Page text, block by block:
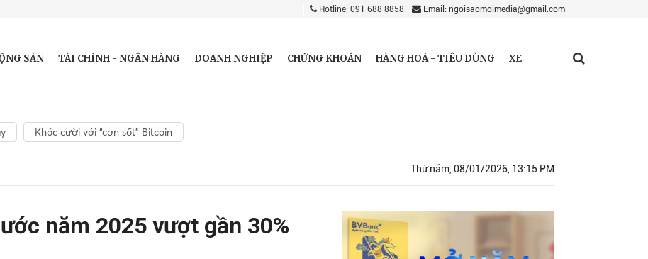
Hotline: 091 688 8858 Email: ngoisaomoimedia@gmail.com
SẢN TÀI CHÍNH - NGÂN HÀNG DOANH NGHIỆP CHỨNG KHOÁN HÀNG HOÁ - TIÊU DÙNG XE
Khóc cười với “cơn sốt” Bitcoin
Thứ năm, 08/01/2026, 13:15 PM
năm 2025 vượt gần 30%